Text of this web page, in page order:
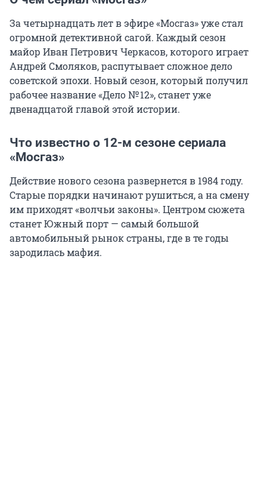
За четырнадцать лет в эфире «Мосгаз» уже стал
огромной детективной сагой. Каждый сезон
майор Иван Петрович Черкасов, которого играет
Андрей Смоляков, распутывает сложное дело
советской эпохи. Новый сезон, который получил
рабочее название «Дело№ 12», станет уже
двенадцатой главой этой истории.
Что известно о 12-м сезоне сериала
«Мосгаз»
Действие нового сезона развернется в 1984 году.
Старые порядки начинают рушиться, а на смену
им приходят «волчьи законы». Центром сюжета
станет Южный порт — самый большой
автомобильный рынок страны, где в те годы
зародилась мафия.